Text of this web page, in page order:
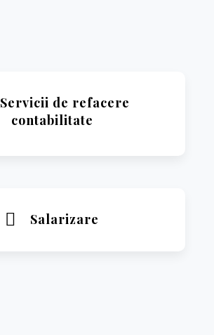
Servicii de refacere
contabilitate
Salarizare